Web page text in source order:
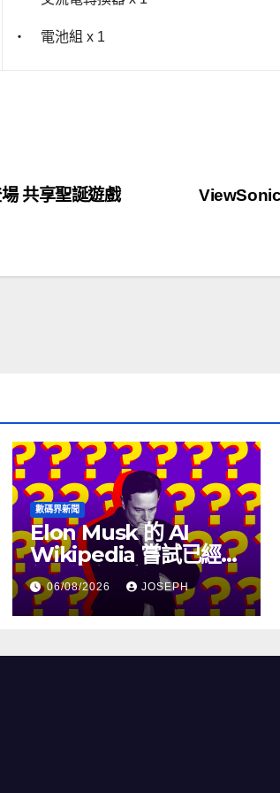
・ 電池組 x 1
共享聖誕遊戲
數碼界新聞
Elon Musk 的 AI
Wikipedia 嘗試已經幾
個月沒有更新了
06/08/2026 JOSEPH